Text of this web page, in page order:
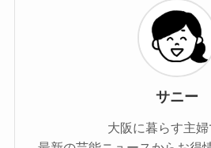
サニー
大阪に暮らす主婦